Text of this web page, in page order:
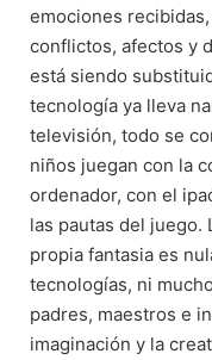
emociones
conflictos, afectos y
está siendo
tecnología ya lleva
televisión, todo se
niños juegan con la
ordenador, con el
las pautas del juego.
propia fantasia es
tecnologías, ni
padres, maestros e
imaginación y la